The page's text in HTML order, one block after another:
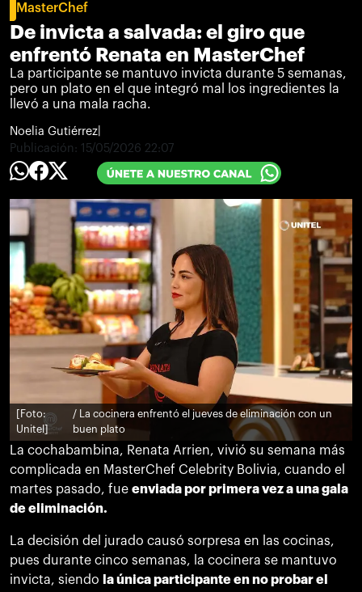
MasterChef
De invicta a salvada: el giro que
enfrentó Renata en MasterChef
La participante se mantuvo invicta durante 5 semanas,
pero un plato en el que integró mal los ingredientes la
llevó a una mala racha.
Noelia Gutiérrez
Publicación: 15/05/2026 22:07
[Foto:
Unitel]
/ La cocinera enfrentó el jueves de eliminación con un
buen plato
La cochabambina, Renata Arrien, vivió su semana más
complicada en MasterChef Celebrity Bolivia, cuando el
martes pasado, fue enviada por primera vez a una gala
de eliminación.
La decisión del jurado causó sorpresa en las cocinas,
pues durante cinco semanas, la cocinera se mantuvo
invicta, siendo
la única participante en no probar el